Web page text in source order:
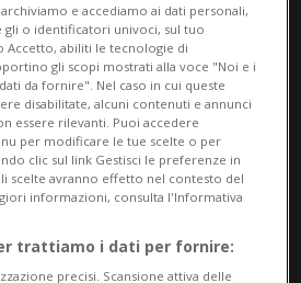
1 mese
e accediamo ai dati personali,
gli o identificatori univoci, sul tuo
Accetto, abiliti le tecnologie di
gli scopi mostrati alla voce "Noi e i
da fornire". Nel caso in cui queste
disabilitate, alcuni contenuti e annunci
essere rilevanti. Puoi accedere
per modificare le tue scelte o per
clic sul link Gestisci le preferenze in
scelte avranno effetto nel contesto del
informazioni, consulta l'Informativa
trattiamo i dati per fornire:
precisi. Scansione attiva delle